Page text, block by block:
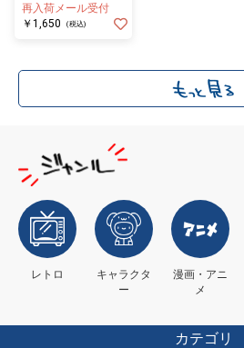
A）
再入荷メール受付
￥1,650
(税込)
レトロ
キャラクタ
ー
漫画・アニ
メ
カテゴリ